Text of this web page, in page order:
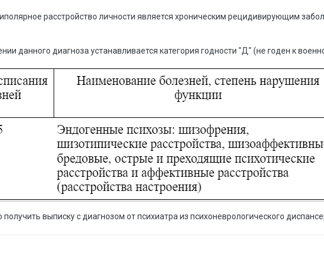
расстройство личности является хроническим рецидивирующим
данного диагноза устанавливается категория годности "Д" (не годен к
выписку с диагнозом от психиатра из психоневрологического